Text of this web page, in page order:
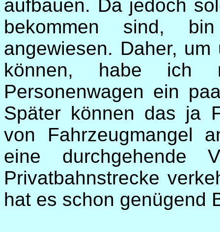
aufbauen. Da jedoch
bekommen sind,
angewiesen. Daher,
können, habe
Personenwagen ein
Später können das ja
von Fahrzeugmangel
eine durchgehende
Privatbahnstrecke
hat es schon genügend